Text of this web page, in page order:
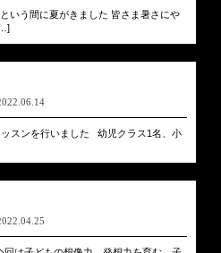
いう間に夏がきました 皆さま暑さにや
スンを行いました 幼児クラス1名、小